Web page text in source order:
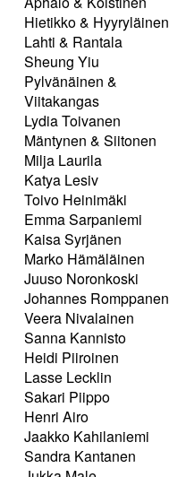
Hietikko & Hyyryläinen
Lahti & Rantala
Sheung Yiu
Pylvänäinen &
Viitakangas
Lydia Toivanen
Mäntynen & Siitonen
Milja Laurila
Katya Lesiv
Toivo Heinimäki
Emma Sarpaniemi
Kaisa Syrjänen
Marko Hämäläinen
Juuso Noronkoski
Johannes Romppanen
Veera Nivalainen
Sanna Kannisto
Heidi Piiroinen
Lasse Lecklin
Sakari Piippo
Henri Airo
Jaakko Kahilaniemi
Sandra Kantanen